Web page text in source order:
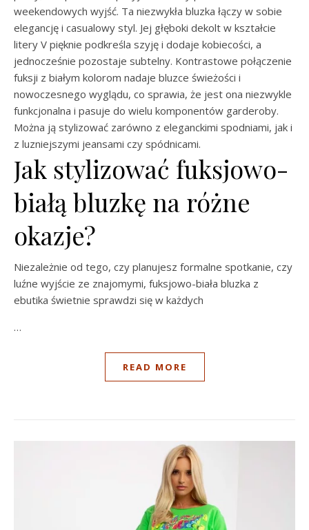
weekendowych wyjść. Ta niezwykła bluzka łączy w sobie
elegancję i casualowy styl. Jej głęboki dekolt w kształcie
litery V pięknie podkreśla szyję i dodaje kobiecości, a
jednocześnie pozostaje subtelny. Kontrastowe połączenie
fuksji z białym kolorom nadaje bluzce świeżości i
nowoczesnego wyglądu, co sprawia, że jest ona niezwykle
funkcjonalna i pasuje do wielu komponentów garderoby.
Można ją stylizować zarówno z eleganckimi spodniami, jak i
z luzniejszymi jeansami czy spódnicami.
Jak stylizować fuksjowo-
białą bluzkę na różne
okazje?
Niezależnie od tego, czy planujesz formalne spotkanie, czy
luźne wyjście ze znajomymi, fuksjowo-biała bluzka z
ebutika świetnie sprawdzi się w każdych
…
READ MORE